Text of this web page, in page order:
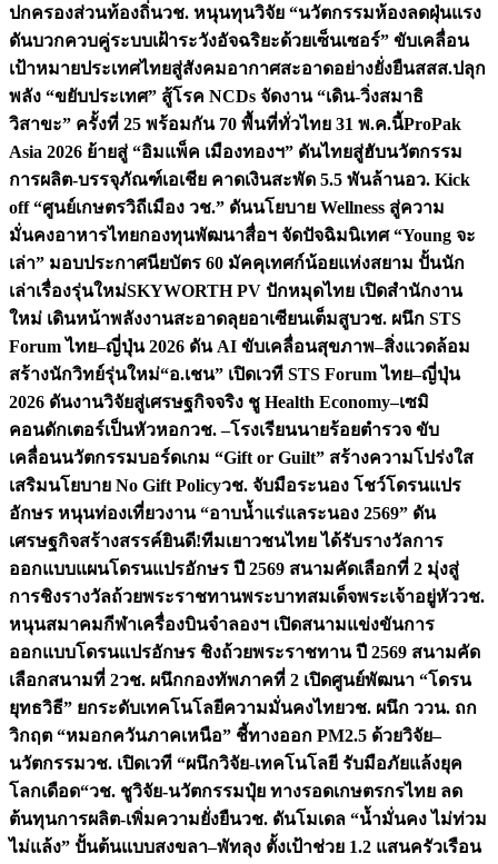
ปกครองส่วนท้องถิ่นวช. หนุนทุนวิจัย “นวัตกรรมห้องลดฝุ่นแรง
ดันบวกควบคู่ระบบเฝ้าระวังอัจฉริยะด้วยเซ็นเซอร์” ขับเคลื่อน
เป้าหมายประเทศไทยสู่สังคมอากาศสะอาดอย่างยั่งยืนสสส.ปลุก
พลัง “ขยับประเทศ” สู้โรค NCDs จัดงาน “เดิน-วิ่งสมาธิ
วิสาขะ” ครั้งที่ 25 พร้อมกัน 70 พื้นที่ทั่วไทย 31 พ.ค.นี้ProPak
Asia 2026 ย้ายสู่ “อิมแพ็ค เมืองทองฯ” ดันไทยสู่ฮับนวัตกรรม
การผลิต-บรรจุภัณฑ์เอเชีย คาดเงินสะพัด 5.5 พันล้านอว. Kick
off “ศูนย์เกษตรวิถีเมือง วช.” ดันนโยบาย Wellness สู่ความ
มั่นคงอาหารไทยกองทุนพัฒนาสื่อฯ จัดปัจฉิมนิเทศ “Young จะ
เล่า” มอบประกาศนียบัตร 60 มัคคุเทศก์น้อยแห่งสยาม ปั้นนัก
เล่าเรื่องรุ่นใหม่SKYWORTH PV ปักหมุดไทย เปิดสำนักงาน
ใหม่ เดินหน้าพลังงานสะอาดลุยอาเซียนเต็มสูบวช. ผนึก STS
Forum ไทย–ญี่ปุ่น 2026 ดัน AI ขับเคลื่อนสุขภาพ–สิ่งแวดล้อม
สร้างนักวิทย์รุ่นใหม่“อ.เชน” เปิดเวที STS Forum ไทย–ญี่ปุ่น
2026 ดันงานวิจัยสู่เศรษฐกิจจริง ชู Health Economy–เซมิ
คอนดักเตอร์เป็นหัวหอกวช. –โรงเรียนนายร้อยตำรวจ ขับ
เคลื่อนนวัตกรรมบอร์ดเกม “Gift or Guilt” สร้างความโปร่งใส
เสริมนโยบาย No Gift Policyวช. จับมือระนอง โชว์โดรนแปร
อักษร หนุนท่องเที่ยวงาน “อาบน้ำแร่แลระนอง 2569” ดัน
เศรษฐกิจสร้างสรรค์ยินดี!ทีมเยาวชนไทย ได้รับรางวัลการ
ออกแบบแผนโดรนแปรอักษร ปี 2569 สนามคัดเลือกที่ 2 มุ่งสู่
การชิงรางวัลถ้วยพระราชทานพระบาทสมเด็จพระเจ้าอยู่หัววช.
หนุนสมาคมกีฬาเครื่องบินจำลองฯ เปิดสนามแข่งขันการ
ออกแบบโดรนแปรอักษร ชิงถ้วยพระราชทาน ปี 2569 สนามคัด
เลือกสนามที่ 2วช. ผนึกกองทัพภาคที่ 2 เปิดศูนย์พัฒนา “โดรน
ยุทธวิธี” ยกระดับเทคโนโลยีความมั่นคงไทยวช. ผนึก ววน. ถก
วิกฤต “หมอกควันภาคเหนือ” ชี้ทางออก PM2.5 ด้วยวิจัย–
นวัตกรรมวช. เปิดเวที “ผนึกวิจัย-เทคโนโลยี รับมือภัยแล้งยุค
โลกเดือด“วช. ชูวิจัย-นวัตกรรมปุ๋ย ทางรอดเกษตรกรไทย ลด
ต้นทุนการผลิต-เพิ่มความยั่งยืนวช. ดันโมเดล “น้ำมั่นคง ไม่ท่วม
ไม่แล้ง” ปั้นต้นแบบสงขลา–พัทลุง ตั้งเป้าช่วย 1.2 แสนครัวเรือน